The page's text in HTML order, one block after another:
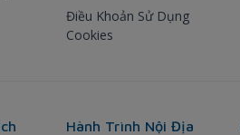
Điều Khoản Sử Dụng
Cookies
Hành Trình Nội Địa